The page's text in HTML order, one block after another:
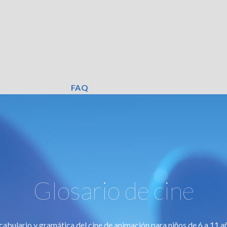
FAQ
Glosario de cine
y gramática del cine de animación para niños de 6 a 11